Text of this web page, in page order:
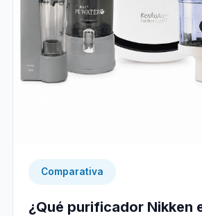
Comparativa
¿Qué purificador Nikken